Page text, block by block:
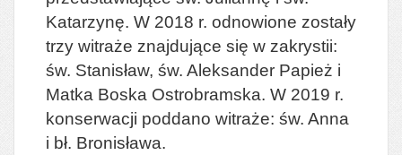
Katarzynę. W 2018 r. odnowione zostały
trzy witraże znajdujące się w zakrystii:
św. Stanisław, św. Aleksander Papież i
Matka Boska Ostrobramska. W 2019 r.
konserwacji poddano witraże: św. Anna
i bł. Bronisława.